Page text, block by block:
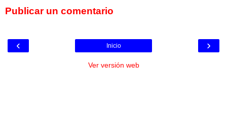
Publicar un comentario
‹ ›
Inicio
Ver versión web